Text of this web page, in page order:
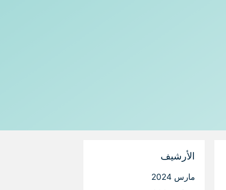
الأرشيف
مارس 2024